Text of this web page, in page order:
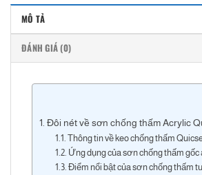
MÔ TẢ
ĐÁNH GIÁ (0)
Đôi nét về sơn chống thấm Acrylic
Thông tin về keo chống thấm
Ứng dụng của sơn chống thấm gốc
Điểm nổi bật của sơn chống thấm